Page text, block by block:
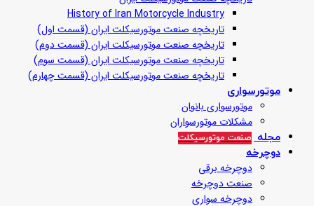
History of Iran Motorcycle Industry
تاریخچه صنعت موتورسیکلت ایران (قسمت اول)
تاریخچه صنعت موتورسیکلت ایران (قسمت دوم)
تاریخچه صنعت موتورسیکلت ایران (قسمت سوم)
تاریخچه صنعت موتورسیکلت ایران (قسمت چهارم)
موتورسواری
موتورسواری بانوان
مشکلات موتورسواران
مجلهصنعت موتورسیکلت
دوچرخه
دوچرخه برقی
صنعت دوچرخه
دوچرخه سواری